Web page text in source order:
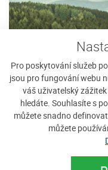
Pro poskytování služeb
jsou pro fungování webu
váš uživatelský
hledáte. Souhlasíte s
můžete snadno
můžete
Ubytování u
Nabízíme ubytování v
prostředí Šumavy.